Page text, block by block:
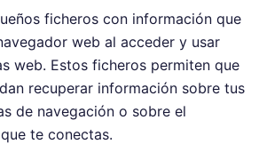
ficheros con información que
web al acceder y usar
web. Estos ficheros permiten que
recuperar información sobre tus
de navegación o sobre el
te conectas.